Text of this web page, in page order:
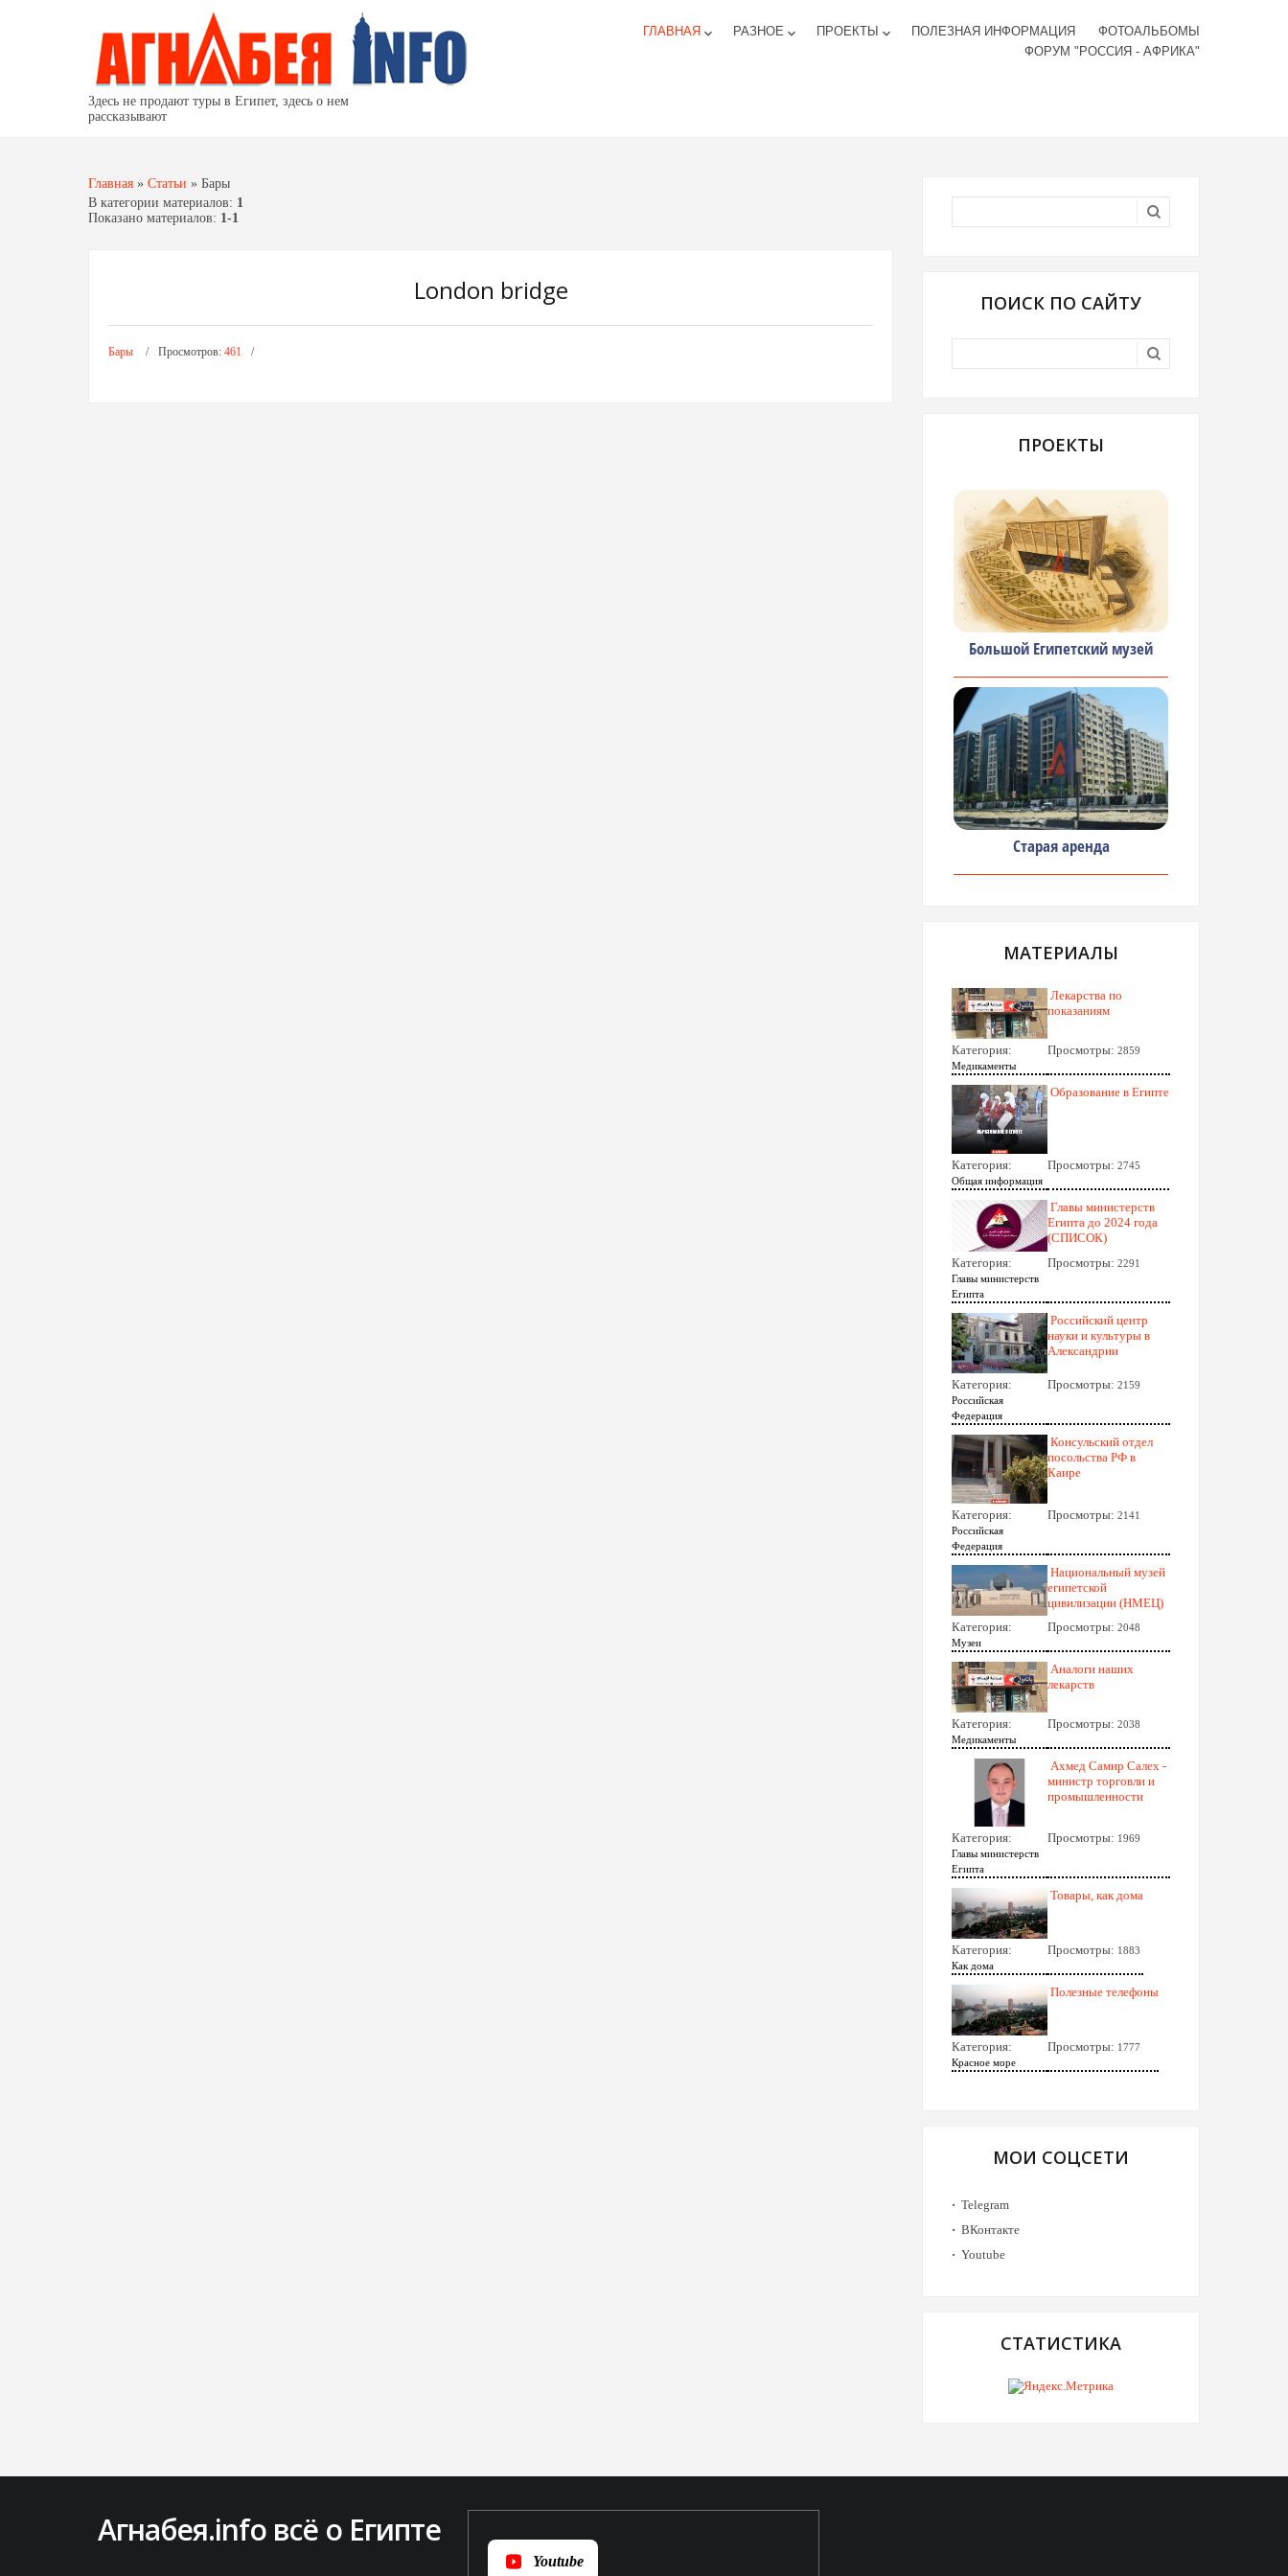
Здесь не продают туры в Египет, здесь о нем
рассказывают
ГЛАВНАЯ keyboard_arrow_down РАЗНОЕ keyboard_arrow_down ПРОЕКТЫ keyboard_arrow_down ПОЛЕЗНАЯ ИНФОРМАЦИЯ
ФОТОАЛЬБОМЫ
ФОРУМ "РОССИЯ - АФРИКА"
Главная » Статьи » Бары
В категории материалов: 1
Показано материалов: 1-1
London bridge
Бары Просмотров: 461
ПОИСК ПО САЙТУ
ПРОЕКТЫ
Большой Египетский музей
Старая аренда
МАТЕРИАЛЫ
Лекарства по
показаниям
Категория:
Медикаменты
Просмотры: 2859
Образование в Египте
Категория:
Общая информация
Просмотры: 2745
Главы министерств
Египта до 2024 года
(СПИСОК)
Категория:
Главы министерств
Египта
Просмотры: 2291
Российский центр
науки и культуры в
Александрии
Категория:
Российская
Федерация
Просмотры: 2159
Консульский отдел
посольства РФ в
Каире
Категория:
Российская
Федерация
Просмотры: 2141
Национальный музей
египетской
цивилизации (НМЕЦ)
Категория:
Музеи
Просмотры: 2048
Аналоги наших
лекарств
Категория:
Медикаменты
Просмотры: 2038
Ахмед Самир Салех -
министр торговли и
промышленности
Категория:
Главы министерств
Египта
Просмотры: 1969
Товары, как дома
Категория:
Как дома
Просмотры: 1883
Полезные телефоны
Категория:
Красное море
Просмотры: 1777
МОИ СОЦСЕТИ
Telegram
ВКонтакте
Youtube
СТАТИСТИКА
Агнабея.info всё о Египте
Youtube